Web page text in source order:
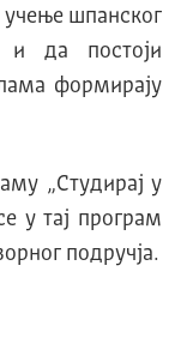
учење шпанског
и да постоји
формирају
„Студирај у
у тај програм
подручја.